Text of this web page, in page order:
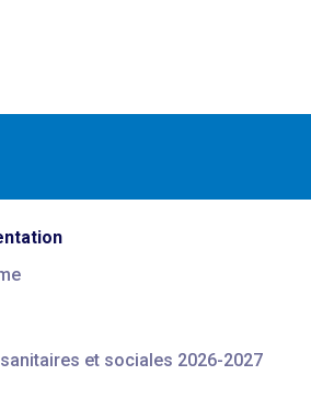
et sociales 2026-2027